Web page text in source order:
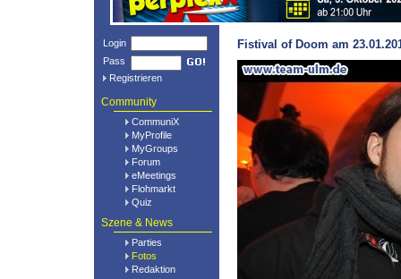
Login
Pass
Registrieren
Community
CommuniX
MyProfile
MyGroups
Forum
eMeetings
Flohmarkt
Quiz
Szene & News
Parties
Fotos
Redaktion
Fistival of Doom am